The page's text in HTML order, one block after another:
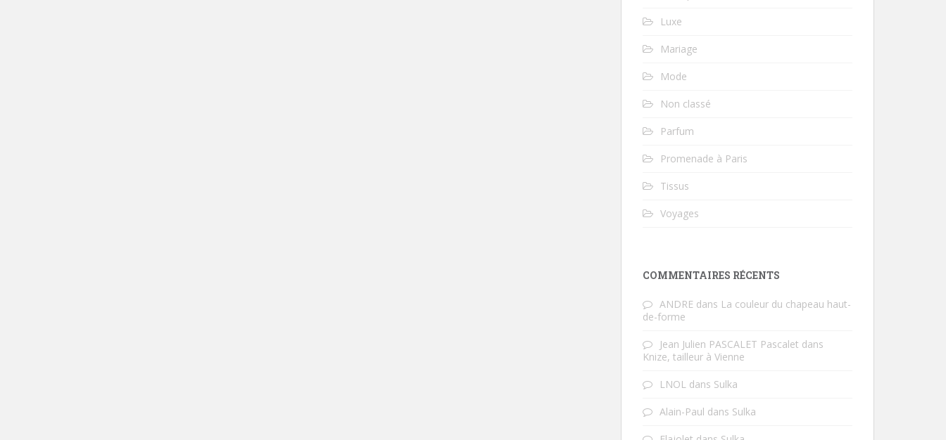
Luxe
Mariage
Mode
Non classé
Parfum
Promenade à Paris
Tissus
Voyages
COMMENTAIRES RÉCENTS
ANDRE dans La couleur du chapeau haut-
de-forme
Jean Julien PASCALET Pascalet dans
Knize, tailleur à Vienne
LNOL dans Sulka
Alain-Paul dans Sulka